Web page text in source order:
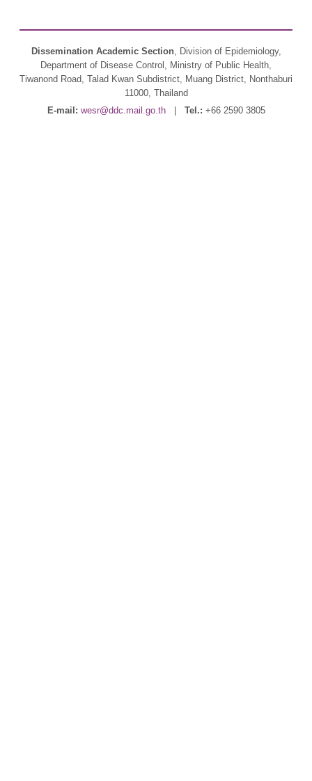
Dissemination Academic Section, Division of Epidemiology,
Department of Disease Control, Ministry of Public Health,
Tiwanond Road, Talad Kwan Subdistrict, Muang District, Nonthaburi
11000, Thailand
E-mail: wesr@ddc.mail.go.th| Tel.: +66 2590 3805